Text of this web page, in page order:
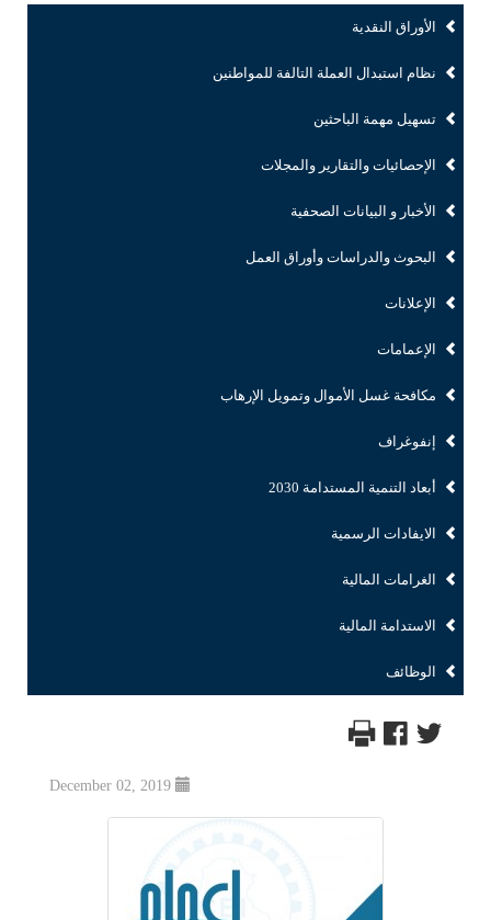
الأوراق النقدية
نظام استبدال العملة التالفة للمواطنين
تسهيل مهمة الباحثين
الإحصائيات والتقارير والمجلات
الأخبار و البيانات الصحفية
البحوث والدراسات وأوراق العمل
الإعلانات
الإعمامات
مكافحة غسل الأموال وتمويل الإرهاب
إنفوغراف
أبعاد التنمية المستدامة 2030
الايفادات الرسمية
الغرامات المالية
الاستدامة المالية
الوظائف